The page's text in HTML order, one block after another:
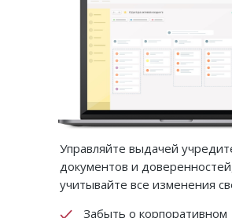
Забыть о корпоративном
Управляйте выдачей
документов и
учитывайте все изменения